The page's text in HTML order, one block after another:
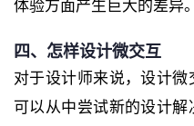
体验方面产生巨大的差异。
四、怎样设计微交互
对于设计师来说，设计微
可以从中尝试新的设计